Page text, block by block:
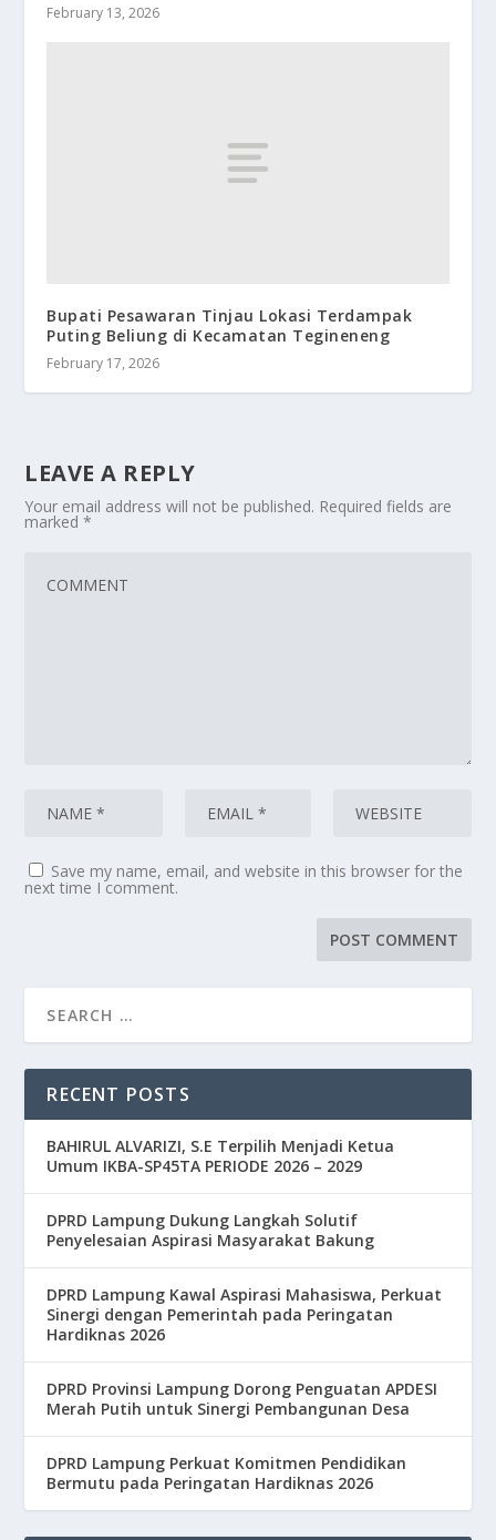
February 13, 2026
Bupati Pesawaran Tinjau Lokasi Terdampak
Puting Beliung di Kecamatan Tegineneng
February 17, 2026
LEAVE A REPLY
Your email address will not be published. Required fields are
marked*
Save my name, email, and website in this browser for the
next time I comment.
RECENT POSTS
BAHIRUL ALVARIZI, S.E Terpilih Menjadi Ketua
Umum IKBA-SP45TA PERIODE 2026 – 2029
DPRD Lampung Dukung Langkah Solutif
Penyelesaian Aspirasi Masyarakat Bakung
DPRD Lampung Kawal Aspirasi Mahasiswa, Perkuat
Sinergi dengan Pemerintah pada Peringatan
Hardiknas 2026
DPRD Provinsi Lampung Dorong Penguatan APDESI
Merah Putih untuk Sinergi Pembangunan Desa
DPRD Lampung Perkuat Komitmen Pendidikan
Bermutu pada Peringatan Hardiknas 2026